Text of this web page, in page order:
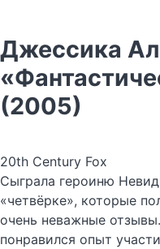
Джессика
(2005)
20th Century Fox
Сыграла героиню
«четвёрке», которые
очень неважные
понравился опыт